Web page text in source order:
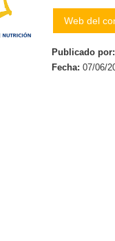
Web del
Publicado por:
Fecha: 07/06/